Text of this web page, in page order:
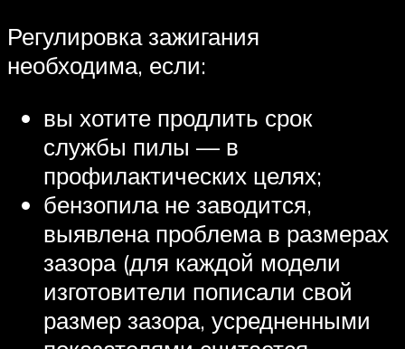
Регулировка зажигания
необходима, если:
вы хотите продлить срок
службы пилы — в
профилактических целях;
бензопила не заводится,
выявлена проблема в размерах
зазора (для каждой модели
изготовители пописали свой
размер зазора, усредненными